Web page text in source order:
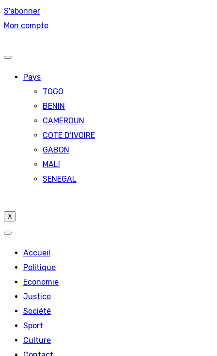
S'abonner
Mon compte
Pays
TOGO
BENIN
CAMEROUN
COTE D’IVOIRE
GABON
MALI
SENEGAL
X
Accueil
Politique
Economie
Justice
Société
Sport
Culture